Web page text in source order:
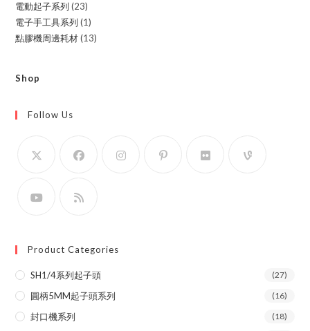
products
電動起子系列 2323
products
電子手工具系列 11
product
點膠機周邊耗材 1313
Shop
Follow Us
Product Categories
SH1/4系列起子頭 (27)
圓柄5MM起子頭系列 (16)
封口機系列 (18)